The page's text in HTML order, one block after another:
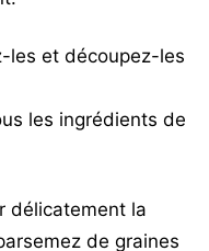
les et découpez-les
les ingrédients de
délicatement la
de graines